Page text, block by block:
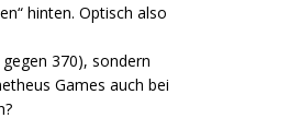
hinten. Optisch also
370), sondern
Games auch bei